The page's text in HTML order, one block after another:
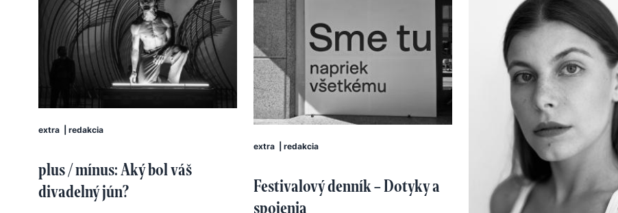
extra redakcia
plus / mínus: Aký bol váš
divadelný jún?
extra redakcia
Festivalový denník – Dotyky a
spojenia